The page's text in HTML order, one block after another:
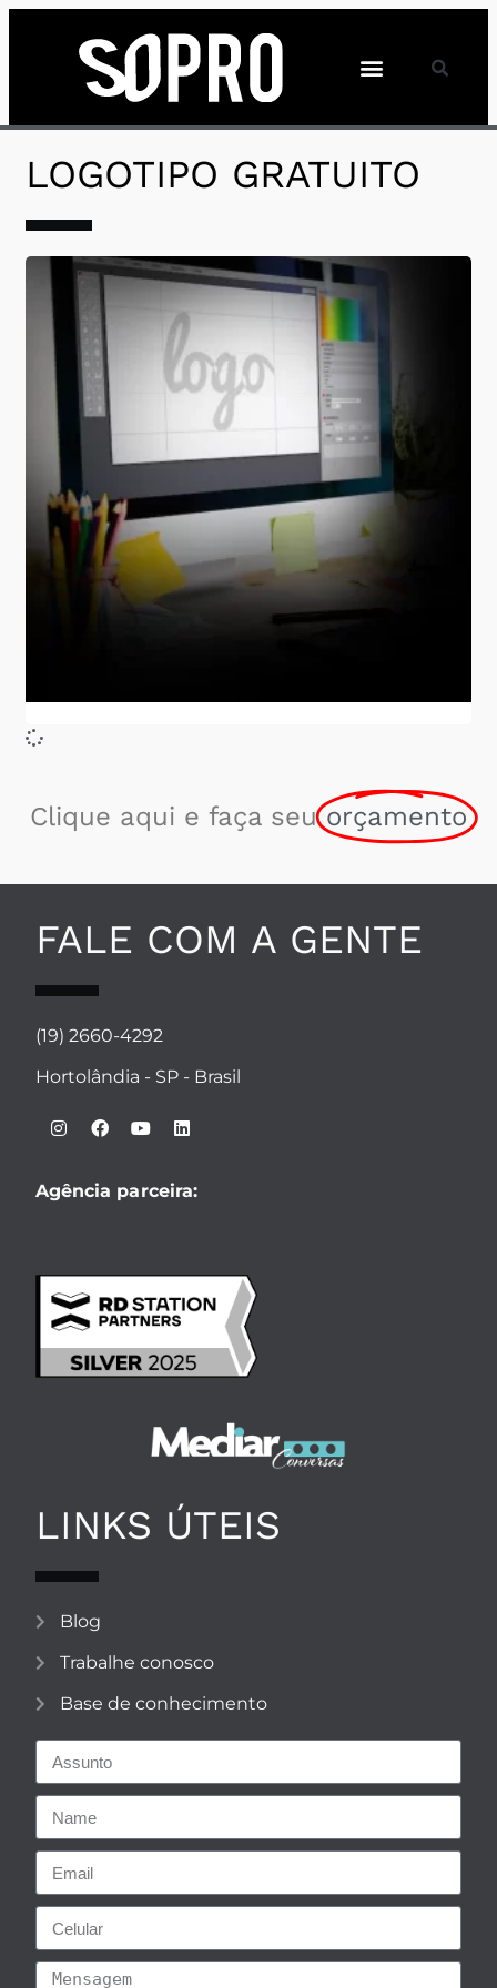
LOGOTIPO GRATUITO
Clique aqui e faça seu orçamento
FALE COM A GENTE
(19) 2660-4292
Hortolândia - SP - Brasil
Agência parceira:
LINKS ÚTEIS
Blog
Trabalhe conosco
Base de conhecimento